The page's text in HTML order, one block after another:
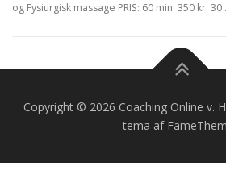
og Fysiurgisk massage PRIS: 60 min. 350 kr. 30
Copyright © 2026 Coaching Online v.
tema af